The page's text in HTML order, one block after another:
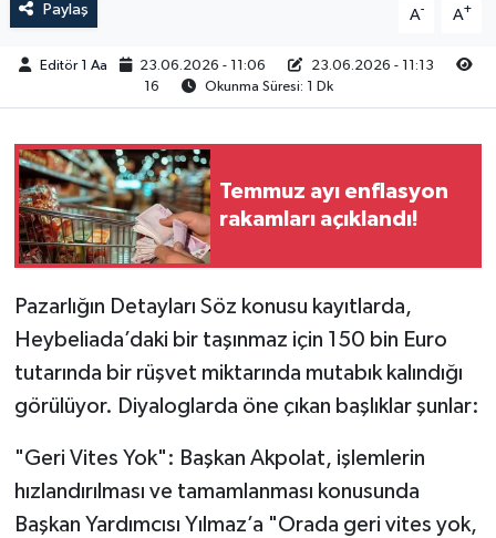
Paylaş A- A+
Editör 1 Aa 23.06.2026 - 11:06
23.06.2026 - 11:13
16
Okunma Süresi: 1 Dk
Temmuz ayı enflasyon
rakamları açıklandı!
Pazarlığın Detayları Söz konusu kayıtlarda,
Heybeliada’daki bir taşınmaz için 150 bin Euro
tutarında bir rüşvet miktarında mutabık kalındığı
görülüyor. Diyaloglarda öne çıkan başlıklar şunlar:
"Geri Vites Yok": Başkan Akpolat, işlemlerin
hızlandırılması ve tamamlanması konusunda
Başkan Yardımcısı Yılmaz’a "Orada geri vites yok,